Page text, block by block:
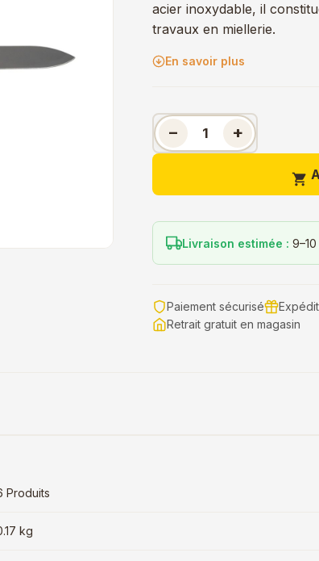
acier inoxydable, il
travaux en miellerie.
En savoir plus
− +

Livraison estimée :
Paiement sécurisé
Retrait gratuit en magasin
Produits
kg